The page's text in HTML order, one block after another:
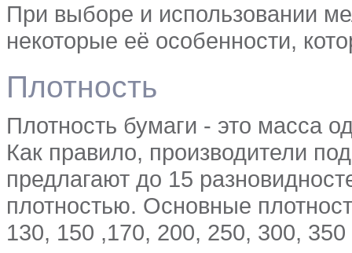
При выборе и использовании
некоторые её особенности,
Плотность
Плотность бумаги - это масса
Как правило, производители
предлагают до 15
плотностью. Основные
130, 150 ,170, 200, 250, 300, 350